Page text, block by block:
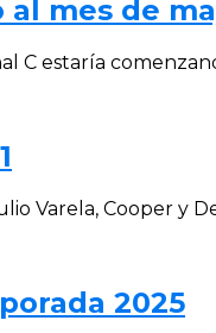
mes de
C estaría
Varela, Cooper y
2025